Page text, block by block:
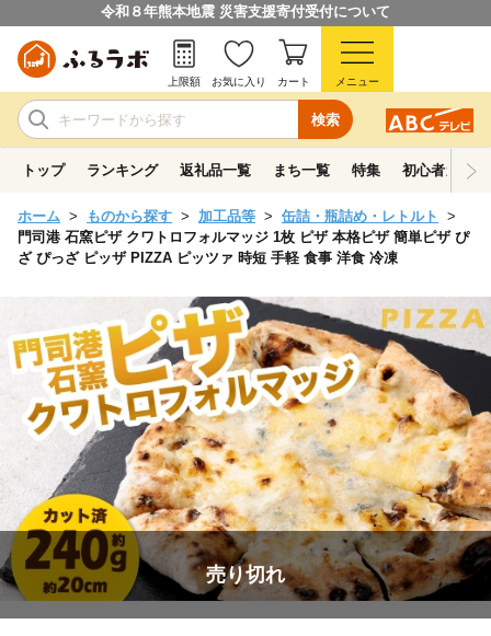
令和８年熊本地震 災害支援寄付受付について
検索
上限額 お気に入り カート メニュー
トップ ランキング 返礼品一覧 まち一覧 特集 初心者ガイド
ホーム ものから探す 加工品等
缶詰・瓶詰め・レトルト
門司港 石窯ピザ クワトロフォルマッジ 1枚 ピザ 本格ピザ 簡単ピザ ぴ
ざ ぴっざ ピッザ PIZZA ピッツァ 時短 手軽 食事 洋食 冷凍
売り切れ